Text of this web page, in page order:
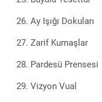
Ay Işığı Dokuları
Zarif Kumaşlar
Pardesü Prensesi
Vizyon Vual